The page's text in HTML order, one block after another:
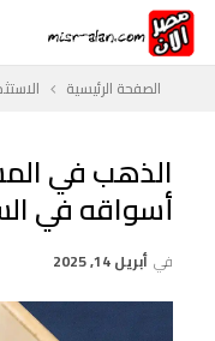
الصفحة الرئيسية
الذهب في
أسواقه في
في أبريل 14, 2025